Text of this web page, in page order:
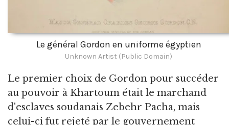
Le général Gordon en uniforme égyptien
Unknown Artist (Public Domain)
Le premier choix de Gordon pour succéder
au pouvoir à Khartoum était le marchand
d'esclaves soudanais Zebehr Pacha, mais
celui-ci fut rejeté par le gouvernement